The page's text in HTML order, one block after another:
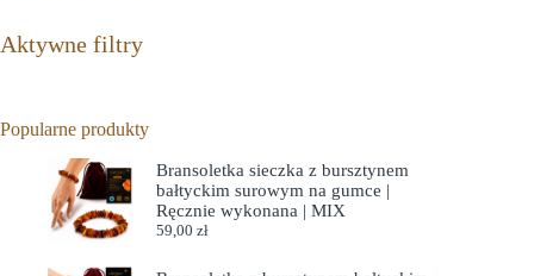
Aktywne filtry
Popularne produkty
Bransoletka sieczka z bursztynem
bałtyckim surowym na gumce |
Ręcznie wykonana | MIX
59,00 zł